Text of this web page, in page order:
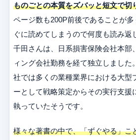
ものごとの本質をズバッと短文で切
ページ数も200P前後であることが
ぐに読めてしまうので何度も読み返
千田さんは、日系損害保険会社本部
ィング会社勤務を経て独立しました
社では多くの業種業界における大型
ーとして戦略策定からその実行支援
執っていたそうです。
様々な著書の中で、「ずぐやる」こ